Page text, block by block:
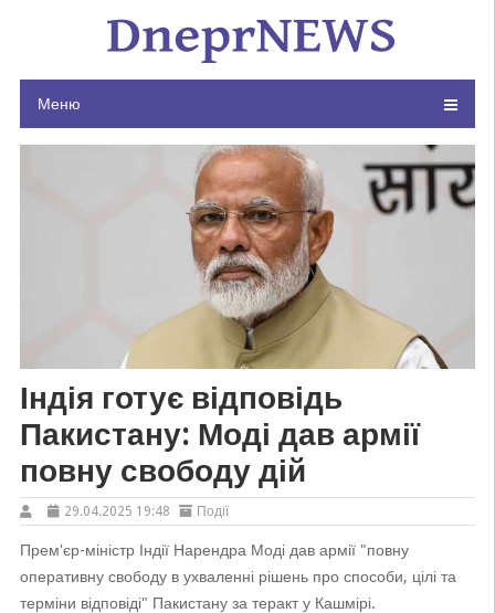
Меню
Індія готує відповідь
Пакистану: Моді дав армії
повну свободу дій
29.04.2025 19:48 Події
Прем'єр-міністр Індії Нарендра Моді дав армії "повну
оперативну свободу в ухваленні рішень про способи, цілі та
терміни відповіді" Пакистану за теракт у Кашмірі.